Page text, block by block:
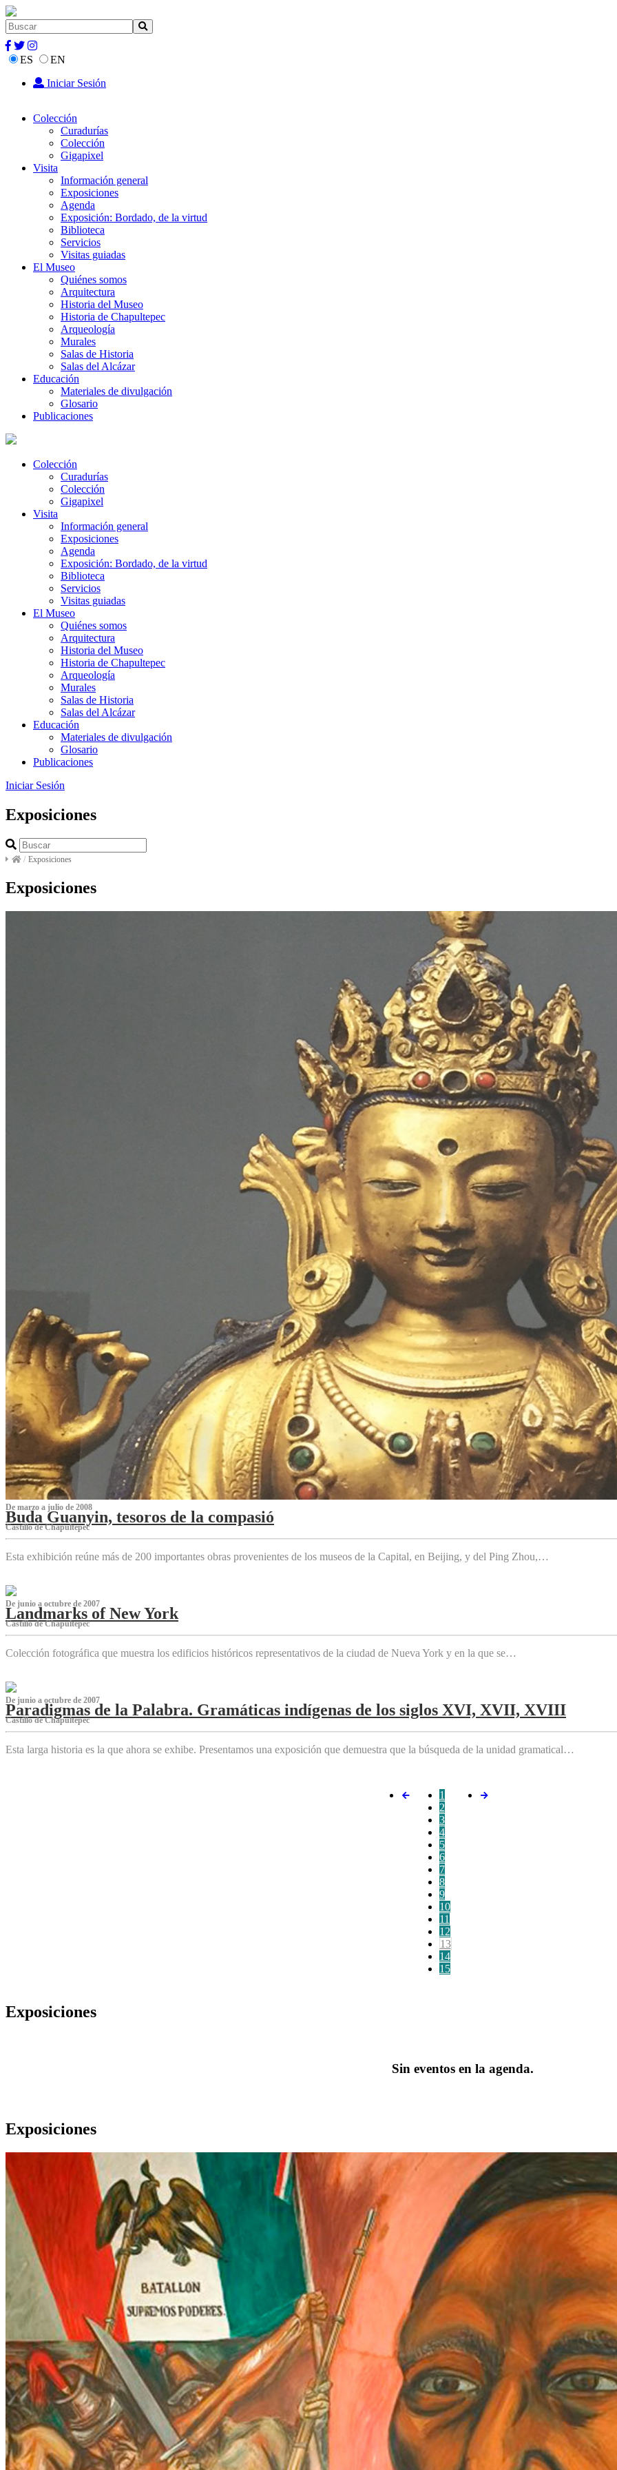
ES
EN
Iniciar Sesión
Colección
Curadurías
Colección
Gigapixel
Visita
Información general
Exposiciones
Agenda
Exposición: Bordado, de la virtud
Biblioteca
Servicios
Visitas guiadas
El Museo
Quiénes somos
Arquitectura
Historia del Museo
Historia de Chapultepec
Arqueología
Murales
Salas de Historia
Salas del Alcázar
Educación
Materiales de divulgación
Glosario
Publicaciones
Colección
Curadurías
Colección
Gigapixel
Visita
Información general
Exposiciones
Agenda
Exposición: Bordado, de la virtud
Biblioteca
Servicios
Visitas guiadas
El Museo
Quiénes somos
Arquitectura
Historia del Museo
Historia de Chapultepec
Arqueología
Murales
Salas de Historia
Salas del Alcázar
Educación
Materiales de divulgación
Glosario
Publicaciones
Iniciar Sesión
Exposiciones
/ Exposiciones
Exposiciones
De marzo a julio de 2008
Buda Guanyin, tesoros de la compasió
Castillo de Chapultepec
Esta exhibición reúne más de 200 importantes obras provenientes de los museos de la Capital, en Beijing, y del Ping Zhou,…
De junio a octubre de 2007
Landmarks of New York
Castillo de Chapultepec
Colección fotográfica que muestra los edificios históricos representativos de la ciudad de Nueva York y en la que se…
De junio a octubre de 2007
Paradigmas de la Palabra. Gramáticas indígenas de los siglos XVI, XVII, XVIII
Castillo de Chapultepec
Esta larga historia es la que ahora se exhibe. Presentamos una exposición que demuestra que la búsqueda de la unidad gramatical…
1
2
3
4
5
6
7
8
9
10
11
12
13
14
15
Exposiciones
Sin eventos en la agenda.
Exposiciones